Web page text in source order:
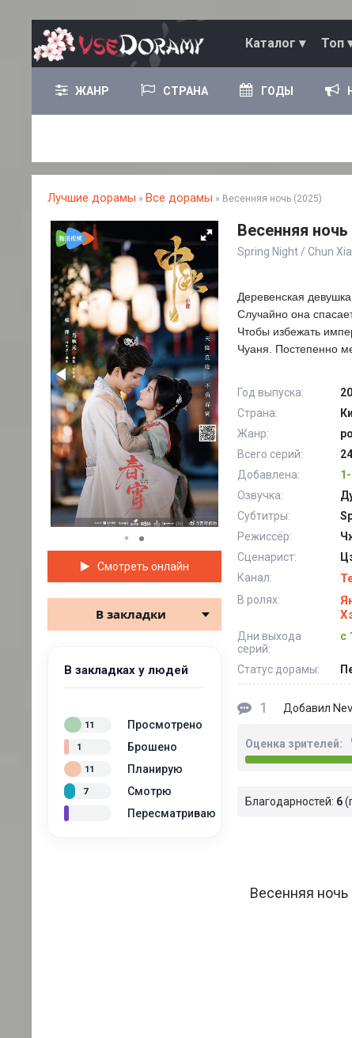
Каталог ▾ Топ
ЖАНР СТРАНА ГОДЫ
Лучшие дорамы » Все дорамы » Весенняя ночь (2025)
Смотреть онлайн
В закладки
В закладках у людей
Просмотрено
11
Брошено
1
Планирую
11
Смотрю
7
Пересматриваю
Весенняя ночь
Spring Night / Chun
Деревенская
Случайно она
Чтобы избежать
Чуаня. Постепенно
Год выпуска:
Страна:
Жанр:
Всего серий:
Добавлена:
Озвучка:
Субтитры:
Режиссёр:
Сценарист:
Канал:
В ролях:
Дни выхода
серий:
с
Статус дорамы:
1 Добавил
Оценка зрителей:
Благодарностей: 6
Весенняя ночь